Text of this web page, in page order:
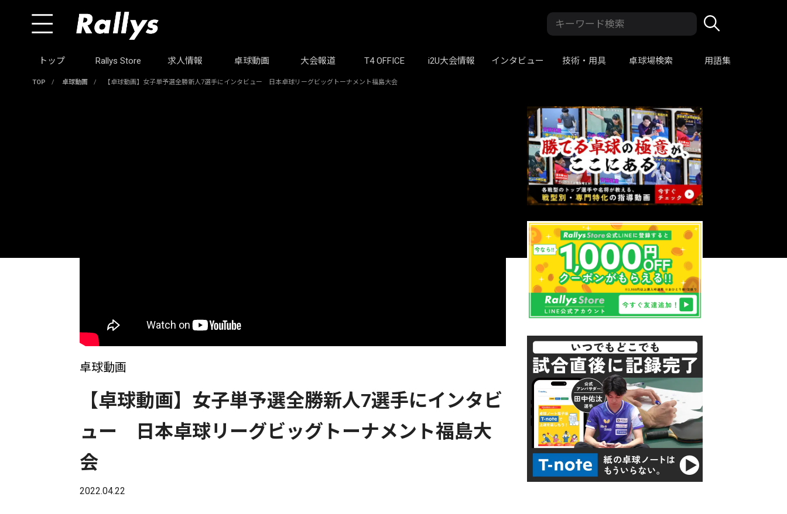
トップ Rallys Store 求人情報 卓球動画 大会報道 T4 OFFICE i2U大会情報 インタビュー 技術・用具 卓球場検索 用語集
TOP / 卓球動画 / 【卓球動画】女子単予選全勝新人7選手にインタビュー 日本卓球リーグビッグトーナメント福島大会
卓球動画
【卓球動画】女子単予選全勝新人7選手にインタビ
ュー 日本卓球リーグビッグトーナメント福島大
会
2022.04.22